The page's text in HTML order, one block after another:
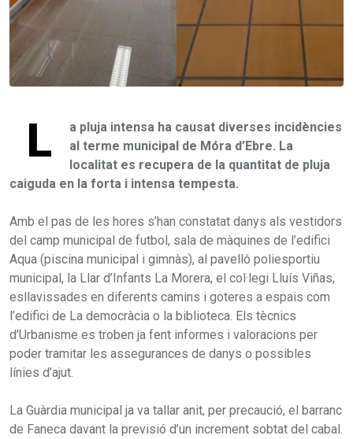
L
a pluja intensa ha causat diverses incidències
al terme municipal de Móra d’Ebre. La
localitat es recupera de la quantitat de pluja
caiguda en la forta i intensa tempesta.
Amb el pas de les hores s’han constatat danys als vestidors
del camp municipal de futbol, sala de màquines de l’edifici
Aqua (piscina municipal i gimnàs), al pavelló poliesportiu
municipal, la Llar d’Infants La Morera, el col·legi Lluís Viñas,
esllavissades en diferents camins i goteres a espais com
l’edifici de La democràcia o la biblioteca. Els tècnics
d’Urbanisme es troben ja fent informes i valoracions per
poder tramitar les assegurances de danys o possibles
línies d’ajut.
La Guàrdia municipal ja va tallar anit, per precaució, el barranc
de Faneca davant la previsió d’un increment sobtat del cabal.